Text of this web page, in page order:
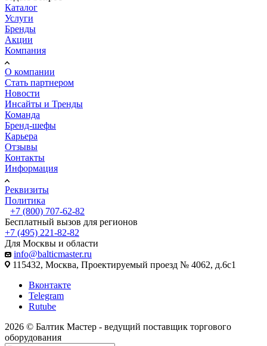
Каталог
Услуги
Бренды
Акции
Компания
О компании
Стать партнером
Новости
Инсайты и Тренды
Команда
Бренд-шефы
Карьера
Отзывы
Контакты
Информация
Реквизиты
Политика
+7 (800) 707-62-82
Бесплатный вызов для регионов
+7 (495) 221-82-82
Для Москвы и области
info@balticmaster.ru
115432, Москва, Проектируемый проезд № 4062, д.6с1
Вконтакте
Telegram
Rutube
2026 © Балтик Мастер - ведущий поставщик торгового
оборудования